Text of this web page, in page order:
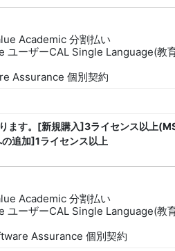
Academic 分割払い
ーザーCAL Single Language(教
Assurance 個別契約
ます。[新規購入]3ライセンス以上
追加]1ライセンス以上
Academic 分割払い
ーザーCAL Single Language(教
Assurance 個別契約